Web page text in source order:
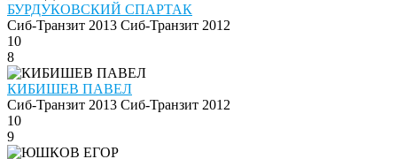
БУРДУКОВСКИЙ СПАРТАК
Сиб-Транзит 2013 Сиб-Транзит 2012
10
8
КИБИШЕВ ПАВЕЛ
Сиб-Транзит 2013 Сиб-Транзит 2012
10
9